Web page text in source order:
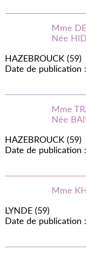
Mme
Née
HAZEBROUCK (59)
Date de publication
Mme
Née
HAZEBROUCK (59)
Date de publication
Mme
LYNDE (59)
Date de publication